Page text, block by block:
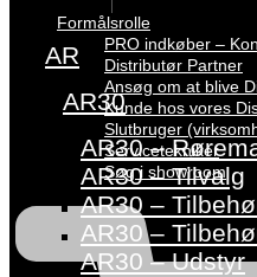
Formålsrolle
PRO indkøber –
Distributør Partner
Ansøg om at blive
Kunde hos vores
Slutbruger
Servicetekniker
Søg i showroom
AR
AR30
AR30 –
AR30 – Tilvalg
AR30 –
AR30 –
AR30 – Udstyr